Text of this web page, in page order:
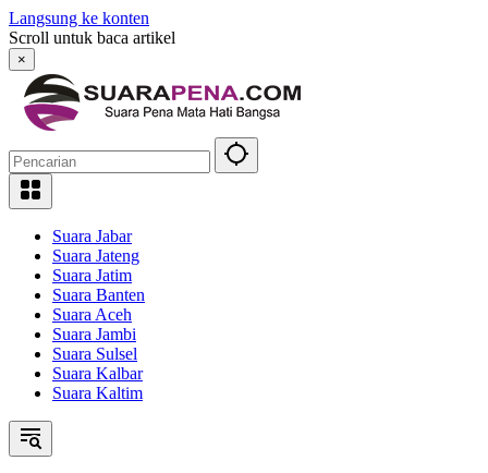
Langsung ke konten
Scroll untuk baca artikel
×
Suara Jabar
Suara Jateng
Suara Jatim
Suara Banten
Suara Aceh
Suara Jambi
Suara Sulsel
Suara Kalbar
Suara Kaltim